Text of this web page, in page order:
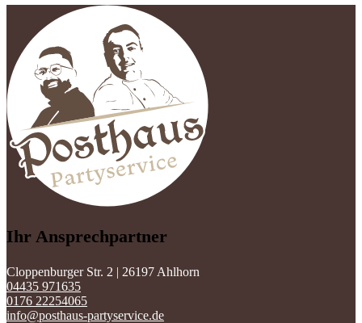
Ihr Ansprechpartner
Cloppenburger Str. 2 | 26197 Ahlhorn
04435 971635
0176 22254065
info@posthaus-partyservice.de